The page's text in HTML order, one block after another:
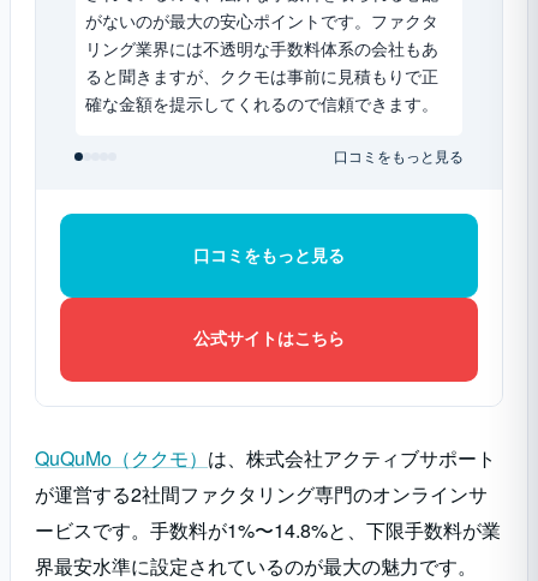
がないのが最大の安心ポイントです。ファクタ
リング業界には不透明な手数料体系の会社もあ
ると聞きますが、ククモは事前に見積もりで正
確な金額を提示してくれるので信頼できます。
口コミをもっと見る
口コミをもっと見る
公式サイトはこちら
QuQuMo（ククモ） は、株式会社アクティブサポート
が運営する2社間ファクタリング専門のオンラインサ
ービスです。手数料が1%〜14.8%と、下限手数料が業
界最安水準に設定されているのが最大の魅力です。